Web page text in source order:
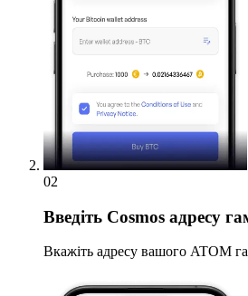
02
Введіть Cosmos адресу
Вкажіть адресу вашого ATOM